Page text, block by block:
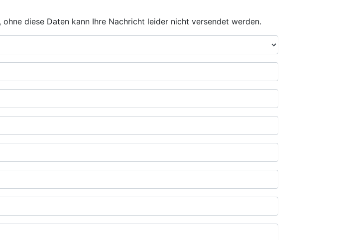
diese Daten kann Ihre Nachricht leider nicht versendet werden.